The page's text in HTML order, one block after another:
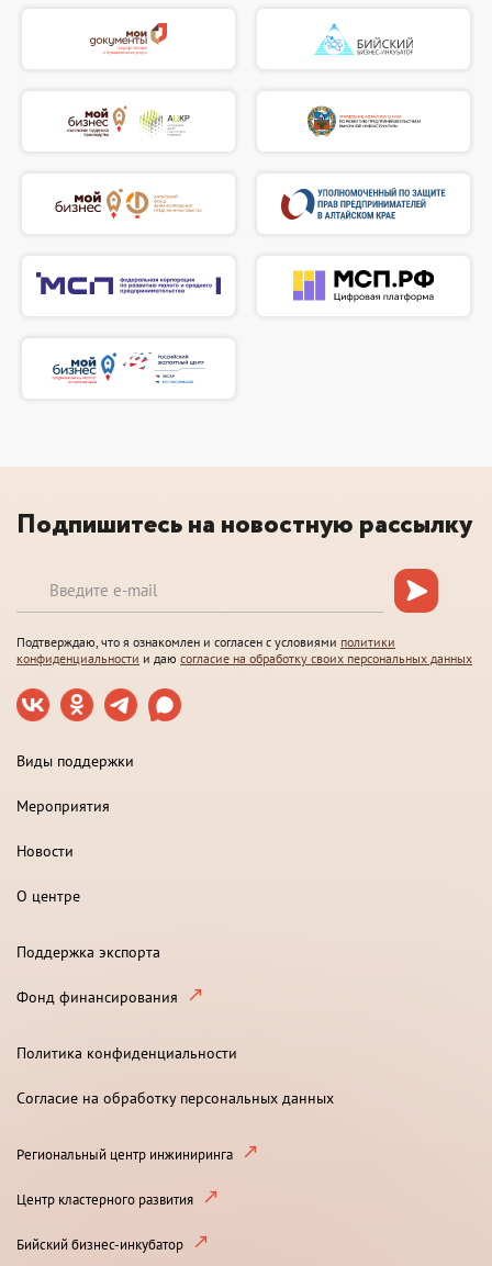
Подпишитесь на новостную рассылку
Подтверждаю, что я ознакомлен и согласен с условиями политики
конфиденциальности и даю согласие на обработку своих персональных данных
Виды поддержки
Мероприятия
Новости
О центре
Поддержка экспорта
Фонд финансирования
Политика конфиденциальности
Согласие на обработку персональных данных
Региональный центр инжиниринга
Центр кластерного развития
Бийский бизнес-инкубатор